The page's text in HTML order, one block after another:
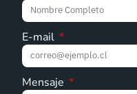
E-mail
Mensaje